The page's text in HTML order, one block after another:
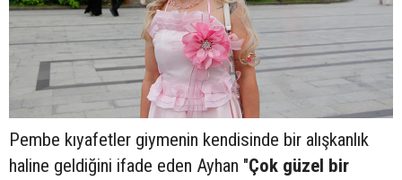
Pembe kıyafetler giymenin kendisinde bir alışkanlık
haline geldiğini ifade eden Ayhan "Çok güzel bir